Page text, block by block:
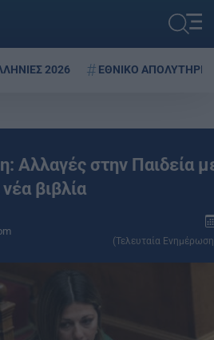
2026 ΕΘΝΙΚΟ ΑΠΟΛΥΤΗΡΙΟ
Αλλαγές στην Παιδεία
βιβλία
(Τελευταία